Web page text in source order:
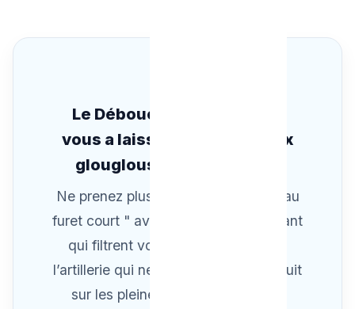
Le Déboucheur de la veille
vous a laissé tombé face aux
glouglous du lendemain ?
Ne prenez plus de "Trousse rapide au
furet court " avec de faux indépendant
qui filtrent vos appels SAV. Exigez
l’artillerie qui nettoye à Neuf le conduit
sur les pleines longueur : Les jets